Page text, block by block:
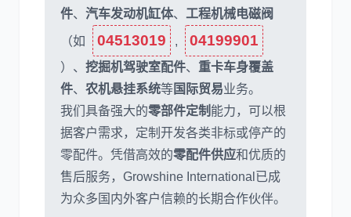
件、 汽车发动机缸体、 工程机械电磁阀
（如 04513019 , 04199901
）、 挖掘机驾驶室配件、 重卡车身覆盖
件、 农机悬挂系统等国际贸易业务。
我们具备强大的零部件定制 能力，可以根
据客户需求，定制开发各类非标或停产的
零配件。凭借高效的零配件供应和优质的
售后服务，Growshine International已成
为众多国内外客户信赖的长期合作伙伴。